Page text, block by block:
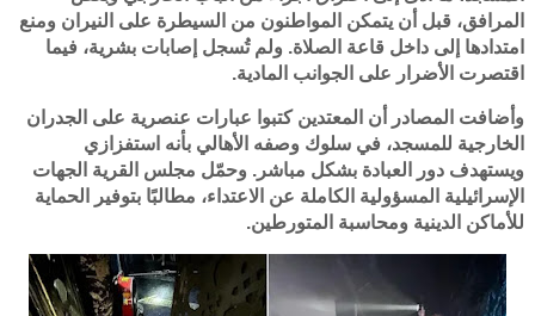
المرافق، قبل أن يتمكن المواطنون من السيطرة على النيران ومنع
امتدادها إلى داخل قاعة الصلاة. ولم تُسجل إصابات بشرية، فيما
اقتصرت الأضرار على الجوانب المادية.
وأضافت المصادر أن المعتدين كتبوا عبارات عنصرية على الجدران
الخارجية للمسجد، في سلوك وصفه الأهالي بأنه استفزازي
ويستهدف دور العبادة بشكل مباشر. وحمّل مجلس القرية الجهات
الإسرائيلية المسؤولية الكاملة عن الاعتداء، مطالبًا بتوفير الحماية
للأماكن الدينية ومحاسبة المتورطين.